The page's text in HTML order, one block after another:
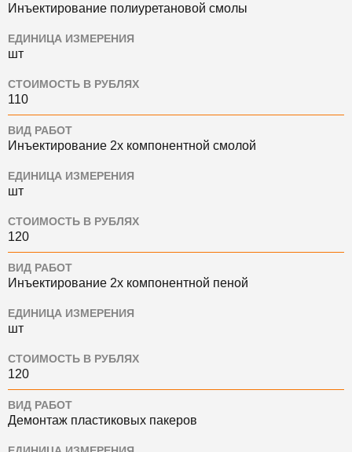
Инъектирование полиуретановой смолы
ЕДИНИЦА ИЗМЕРЕНИЯ
шт
СТОИМОСТЬ В РУБЛЯХ
110
ВИД РАБОТ
Инъектирование 2х компонентной смолой
ЕДИНИЦА ИЗМЕРЕНИЯ
шт
СТОИМОСТЬ В РУБЛЯХ
120
ВИД РАБОТ
Инъектирование 2х компонентной пеной
ЕДИНИЦА ИЗМЕРЕНИЯ
шт
СТОИМОСТЬ В РУБЛЯХ
120
ВИД РАБОТ
Демонтаж пластиковых пакеров